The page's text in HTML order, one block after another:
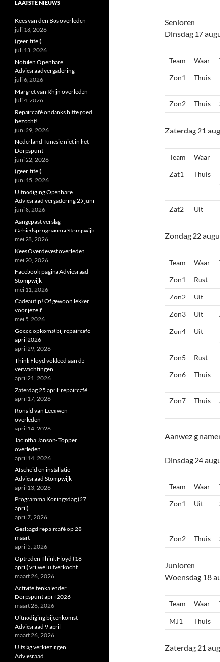
Senioren
Dinsdag 17
Team Waar
Zon1 Thuis
Zon2 Thuis
Zaterdag 21
Team Waar
Zat1 Thuis
Zat2 Uit
Zondag 22
Team Waar
Zon1 Rust
Zon2 Uit
Zon3 Uit
Zon4 Uit
Zon5 Rust
Zon6 Thuis
Zon7 Thuis
Aanwezig
Dinsdag 24
Team Waar
Zon1 Uit
Zon2 Thuis
Junioren
Woensdag 18
Team Waar
MJ1 Thuis
Zaterdag 21
LAATSTE NIEUWS
Kees van den Bos overleden
juli 18, 2026
(geen titel)
juli 13, 2026
Notulen Openbare
Adviesraadvergadering
juli 6, 2026
Margret van Rhijn overleden
juli 4, 2026
Repaircafé ondanks hitte goed
bezocht!
juni 29, 2026
Nederland Tunesië niet in het
Dorpspunt
juni 22, 2026
(geen titel)
juni 15, 2026
Uitnodiging Openbare
Adviesraad vergadering 25 juni
juni 8, 2026
Aangepast verslag
Gebiedsprogramma Stompwijk
mei 28, 2026
Kees Overdevest overleden
mei 20, 2026
Facebook pagina Adviesraad
Stompwijk
mei 11, 2026
Cadeautip! Of gewoon lekker
voor jezelf
mei 5, 2026
Goede opkomst bij repaircafe
april 2026
april 29, 2026
Think Floyd voldeed aan de
verwachtingen
april 21, 2026
Zaterdag 25 april: repaircafé
april 17, 2026
Ronald van Leeuwen
overleden
april 14, 2026
Jacintha Janson- Topper
overleden
april 14, 2026
Afscheid en installatie
Adviesraad Stompwijk
april 13, 2026
Programma Koningsdag (27
april)
april 7, 2026
Geslaagd repaircafé op 28
maart
april 5, 2026
Optreden Think Floyd (18
april) vrijwel uitverkocht
maart 26, 2026
Activiteitenkalender
Dorpspunt april 2026
maart 26, 2026
Uitnodiging bijeenkomst
Adviesraad 9 april
maart 26, 2026
Uitslag verkiezingen
Adviesraad